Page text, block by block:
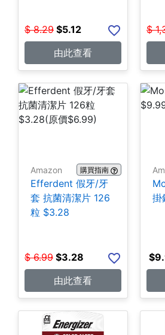
$ 8.29 $5.12
由此查看
$
Amazon 購買指南
Efferdent 假牙/牙
套 抗菌清潔片 126
粒 $3.28
$ 6.99 $3.28
由此查看
掛
$